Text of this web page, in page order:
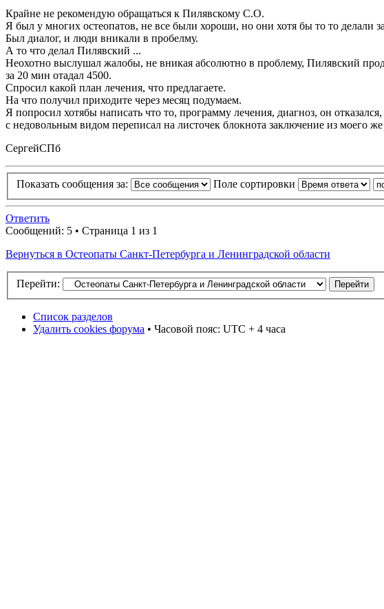
Крайне не рекомендую обращаться к Пилявскому С.О.
Я был у многих остеопатов, не все были хороши, но они хотя бы то то делали
Был диалог, и люди вникали в пробелму.
А то что делал Пилявский ...
Неохотно выслушал жалобы, не вникая абсолютно в проблему, Пилявский
за 20 мин отадал 4500.
Спросил какой план лечения, что предлагаете.
На что получил приходите через месяц подумаем.
Я попросил хотябы написать что то, программу лечения, диагноз, он
с недовольным видом переписал на листочек блокнота заключение из моего
СергейСПб
Показать сообщения за: Поле сортировки
Ответить
Сообщений: 5 • Страница 1 из 1
Вернуться в Остеопаты Санкт-Петербурга и Ленинградской области
Перейти:
Список разделов
Удалить cookies форума • Часовой пояс: UTC + 4 часа